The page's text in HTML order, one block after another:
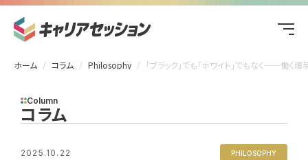
ホーム コラム Philosophy 「ブラック」でも「ホワイト」でもなく──働く環境を自分の物差しで測
Column
コラム
2025.10.22 PHILOSOPHY